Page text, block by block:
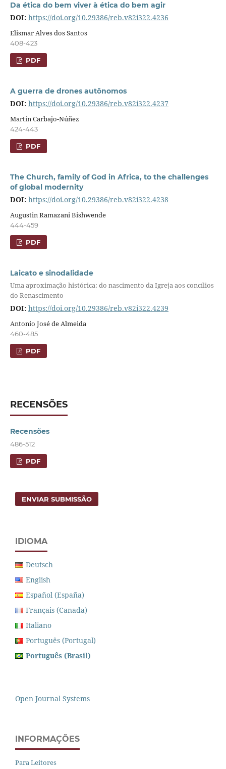
Da ética do bem viver à ética do bem agir
DOI: https://doi.org/10.29386/reb.v82i322.4236
Elismar Alves dos Santos
408-423
PDF
A guerra de drones autônomos
DOI: https://doi.org/10.29386/reb.v82i322.4237
Martín Carbajo-Núñez
424-443
PDF
The Church, family of God in Africa, to the challenges
of global modernity
DOI: https://doi.org/10.29386/reb.v82i322.4238
Augustin Ramazani Bishwende
444-459
PDF
Laicato e sinodalidade
Uma aproximação histórica: do nascimento da Igreja aos concílios
do Renascimento
DOI: https://doi.org/10.29386/reb.v82i322.4239
Antonio José de Almeida
460-485
PDF
RECENSÕES
Recensões
486-512
PDF
ENVIAR SUBMISSÃO
IDIOMA
Deutsch
English
Español (España)
Français (Canada)
Italiano
Português (Portugal)
Português (Brasil)
Open Journal Systems
INFORMAÇÕES
Para Leitores